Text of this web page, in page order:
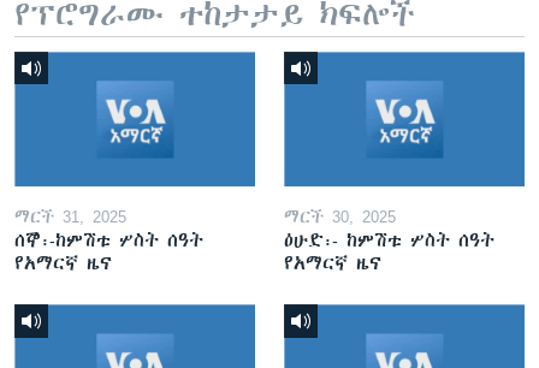
የፕሮግራሙ ተከታታይ ክፍሎች
ማርች 31, 2025
ሰኞ፡-ከምሽቱ ሦስት ሰዓት
የአማርኛ ዜና
ማርች 30, 2025
ዕሁድ፡- ከምሽቱ ሦስት ሰዓት
የአማርኛ ዜና